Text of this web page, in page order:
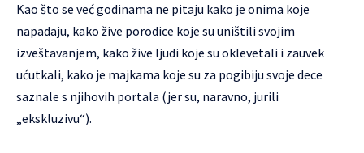
Kao što se već godinama ne pitaju kako je onima koje
napadaju, kako žive porodice koje su uništili svojim
izveštavanjem, kako žive ljudi koje su oklevetali i zauvek
ućutkali, kako je majkama koje su za pogibiju svoje dece
saznale s njihovih portala (jer su, naravno, jurili
„ekskluzivu“).